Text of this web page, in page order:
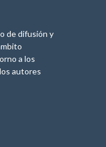
de difusión y
a los
autores